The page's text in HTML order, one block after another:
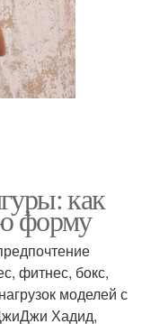
как
форму
фитнес, бокс,
моделей с
Хадид,